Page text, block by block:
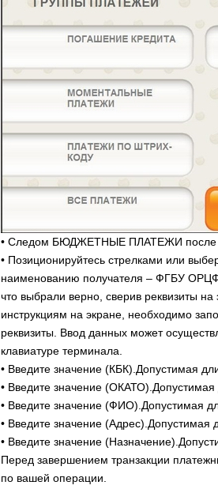
• Следом БЮДЖЕТНЫЕ ПЛАТЕЖИ
• Позиционируйтесь стрелками или
наименованию получателя – ФГБУ
что выбрали верно, сверив реквизиты
инструкциям на экране, необходимо
реквизиты. Ввод данных может
клавиатуре терминала.
• Введите значение (КБК).Допустимая
• Введите значение (ОКАТО).Допустимая
• Введите значение (ФИО).Допустимая
• Введите значение (Адрес).Допустимая
• Введите значение
Перед завершением транзакции
по вашей операции.